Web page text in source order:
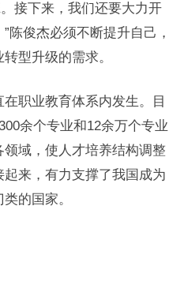
接下来，我们还要大力开
陈俊杰必须不断提升自己，
型升级的需求。
职业教育体系内发生。目
余个专业和12余万个专业
域，使人才培养结构调整
来，有力支撑了我国成为
的国家。